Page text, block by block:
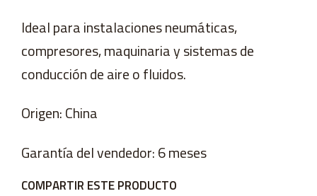
Ideal para instalaciones neumáticas,
compresores, maquinaria y sistemas de
conducción de aire o fluidos.
Origen: China
Garantía del vendedor: 6 meses
COMPARTIR ESTE PRODUCTO